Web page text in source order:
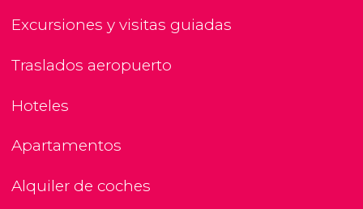
Excursiones y visitas guiadas
Traslados aeropuerto
Hoteles
Apartamentos
Alquiler de coches